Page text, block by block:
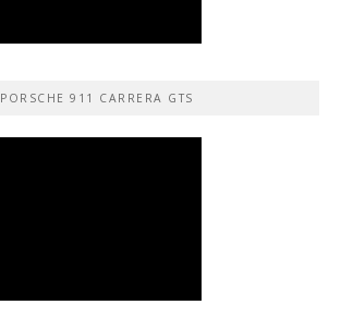
PORSCHE 911 CARRERA GTS